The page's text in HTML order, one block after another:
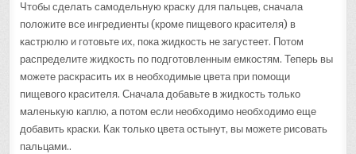
Чтобы сделать самодельную краску для пальцев, сначала
положите все ингредиенты (кроме пищевого красителя) в
кастрюлю и готовьте их, пока жидкость не загустеет. Потом
распределите жидкость по подготовленным емкостям. Теперь вы
можете раскрасить их в необходимые цвета при помощи
пищевого красителя. Сначала добавьте в жидкость только
маленькую каплю, а потом если необходимо необходимо еще
добавить краски. Как только цвета остынут, вы можете рисовать
пальцами..